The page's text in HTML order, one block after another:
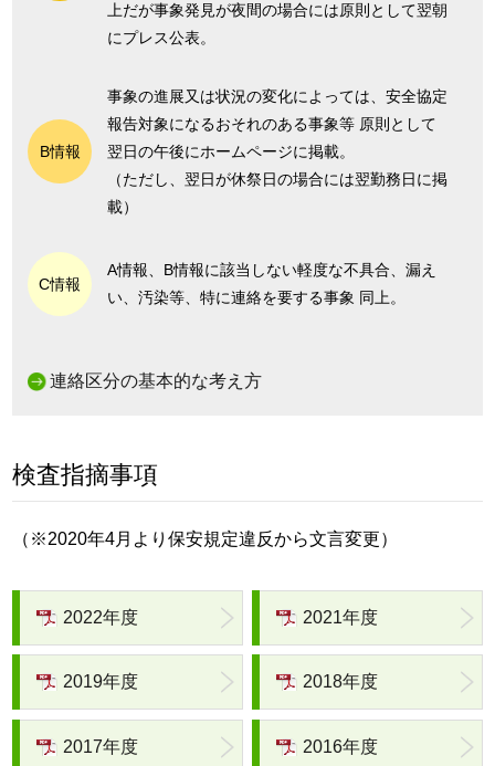
上だが事象発見が夜間の場合には原則として翌朝
にプレス公表。
B情報
事象の進展又は状況の変化によっては、安全協定
報告対象になるおそれのある事象等 原則として
翌日の午後にホームページに掲載。
（ただし、翌日が休祭日の場合には翌勤務日に掲
載）
C情報
A情報、B情報に該当しない軽度な不具合、漏え
い、汚染等、特に連絡を要する事象 同上。
連絡区分の基本的な考え方
検査指摘事項
（※2020年4月より保安規定違反から文言変更）
2022年度 2021年度
2019年度 2018年度
2017年度 2016年度